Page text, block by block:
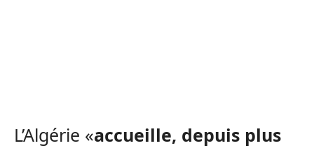
L’Algérie «accueille, depuis plus